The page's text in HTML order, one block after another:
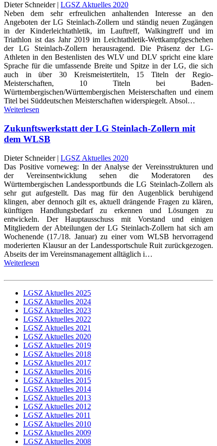
Dieter Schneider | LGSZ Aktuelles 2020
Neben dem sehr erfreulichen anhaltenden Interesse an den
Angeboten der LG Steinlach-Zollern und ständig neuen Zugängen
in der Kinderleichtathletik, im Lauftreff, Walkingtreff und im
Triathlon ist das Jahr 2019 im Leichtathletik-Wettkampfgeschehen
der LG Steinlach-Zollern herausragend. Die Präsenz der LG-
Athleten in den Bestenlisten des WLV und DLV spricht eine klare
Sprache für die umfassende Breite und Spitze in der LG, die sich
auch in über 30 Kreismeistertiteln, 15 Titeln der Regio-
Meisterschaften, 10 Titeln bei Baden-
Württembergischen/Württembergischen Meisterschaften und einem
Titel bei Süddeutschen Meisterschaften widerspiegelt. Absol…
Weiterlesen
Zukunftswerkstatt der LG Steinlach-Zollern mit
dem WLSB
Dieter Schneider | LGSZ Aktuelles 2020
Das Positive vorneweg: In der Analyse der Vereinsstrukturen und
der Vereinsentwicklung sehen die Moderatoren des
Württembergischen Landessportbunds die LG Steinlach-Zollern als
sehr gut aufgestellt. Das mag für den Augenblick beruhigend
klingen, aber dennoch gilt es, aktuell drängende Fragen zu klären,
künftigen Handlungsbedarf zu erkennen und Lösungen zu
entwickeln. Der Hauptausschuss mit Vorstand und einigen
Mitgliedern der Abteilungen der LG Steinlach-Zollern hat sich am
Wochenende (17./18. Januar) zu einer vom WLSB hervorragend
moderierten Klausur an der Landessportschule Ruit zurückgezogen.
Abseits der im Vereinsmanagement alltäglich i…
Weiterlesen
LGSZ Aktuelles 2025
LGSZ Aktuelles 2024
LGSZ Aktuelles 2023
LGSZ Aktuelles 2022
LGSZ Aktuelles 2021
LGSZ Aktuelles 2020
LGSZ Aktuelles 2019
LGSZ Aktuelles 2018
LGSZ Aktuelles 2017
LGSZ Aktuelles 2016
LGSZ Aktuelles 2015
LGSZ Aktuelles 2014
LGSZ Aktuelles 2013
LGSZ Aktuelles 2012
LGSZ Aktuelles 2011
LGSZ Aktuelles 2010
LGSZ Aktuelles 2009
LGSZ Aktuelles 2008